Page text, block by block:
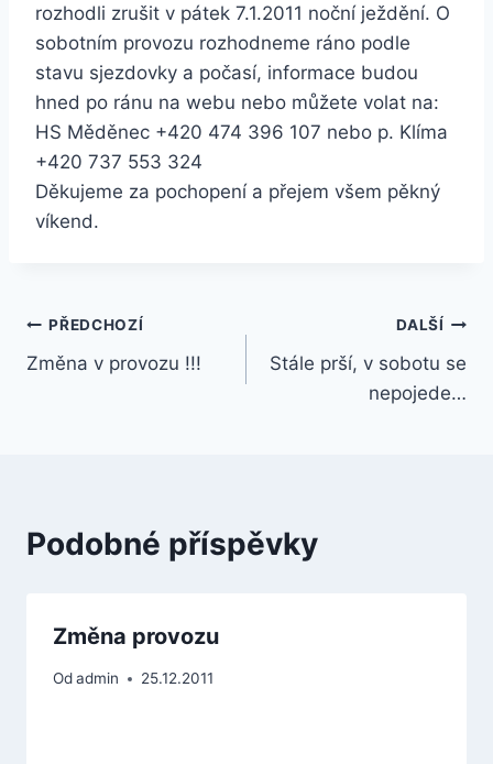
rozhodli zrušit v pátek 7.1.2011 noční ježdění. O
sobotním provozu rozhodneme ráno podle
stavu sjezdovky a počasí, informace budou
hned po ránu na webu nebo můžete volat na:
HS Měděnec +420 474 396 107 nebo p. Klíma
+420 737 553 324
Děkujeme za pochopení a přejem všem pěkný
víkend.
Navigace
pro
PŘEDCHOZÍ
Změna v provozu !!!
DALŠÍ
Stále prší, v sobotu se
nepojede…
Podobné příspěvky
Změna provozu
Odadmin 25.12.2011